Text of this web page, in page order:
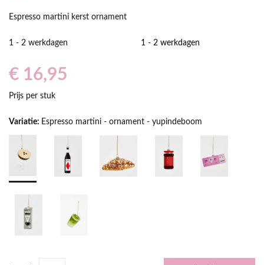
Espresso martini kerst ornament
1 - 2 werkdagen 1 - 2 werkdagen
€ 16,95
Prijs per stuk
Variatie: Espresso martini - ornament - yupindeboom